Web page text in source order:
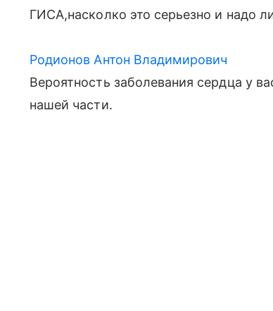
ГИСА,насколко это серьезно и надо
Родионов Антон Владимирович
Вероятность заболевания сердца у
нашей части.